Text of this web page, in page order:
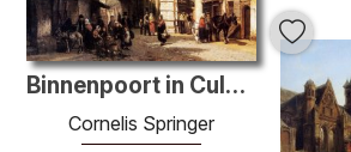
Binnenpoort in Culemborg
Cornelis Springer